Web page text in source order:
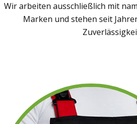
Wir arbeiten ausschließlich mit
Marken und stehen seit